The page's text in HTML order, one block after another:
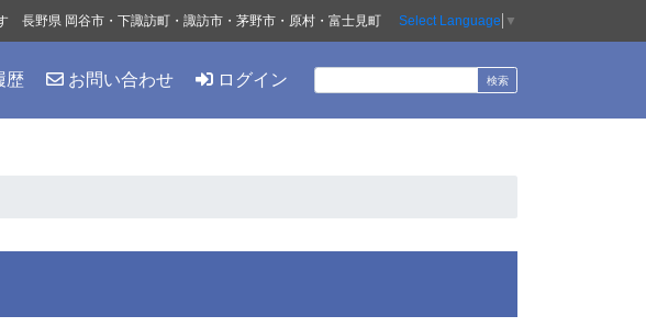
歴 お問い合わせ ログイン
長野県 岡谷市・下諏訪町・諏訪市・茅野市・原村・富士見町 Select Language ▼